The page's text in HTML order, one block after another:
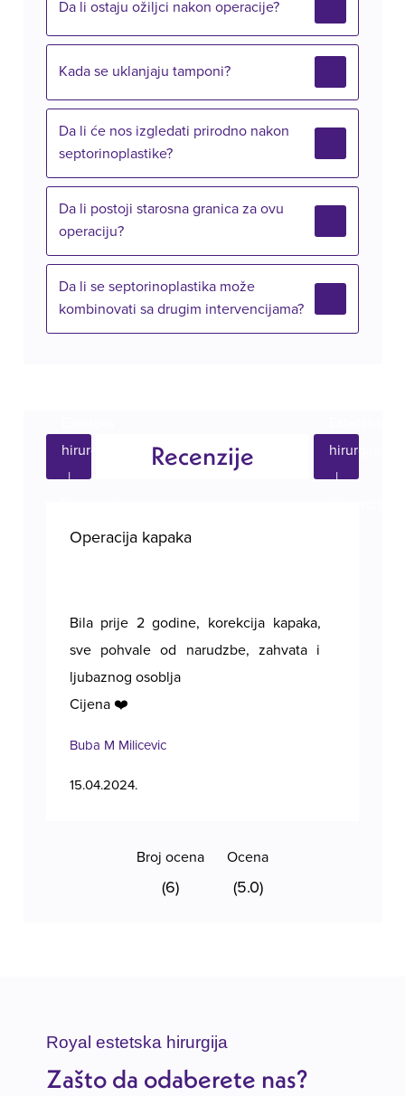
Da li ostaju ožiljci nakon operacije?
Kada se uklanjaju tamponi?
Da li će nos izgledati prirodno nakon
septorinoplastike?
Da li postoji starosna granica za ovu
operaciju?
Da li se septorinoplastika može
kombinovati sa drugim intervencijama?
Operacija kapaka
Bila prije 2 godine, korekcija kapaka,
sve pohvale od narudzbe, zahvata i
ljubaznog osoblja
Cijena ❤️
Buba M Milicevic
15.04.2024.
Broj ocena
(6)
Ocena
(5.0)
Recenzije
Royal estetska hirurgija
Zašto da odaberete nas?